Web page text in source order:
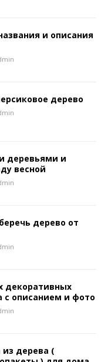
и описания
дерево
деревьями и
весной
дерево от
декоративных
с описанием и фото
дерева (